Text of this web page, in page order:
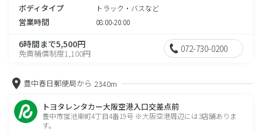
ボディタイプ トラック・バスなど
営業時間 08:00-20:00
6時間まで5,500円
免責補償制度1,100円 072-730-0200
豊中春日郵便局から 2340m
トヨタレンタカー大阪空港入口交差点前
豊中市蛍池東町4丁目4番19号 ※大阪空港周辺には3店舗ありま
す。